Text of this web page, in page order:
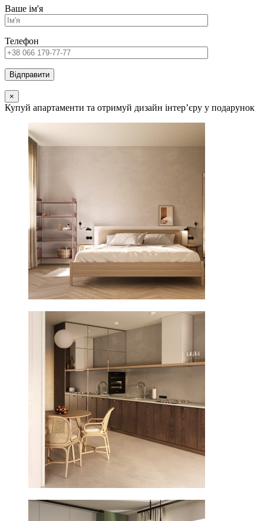
Ваше ім'я
Телефон
×
Купуй апартаменти та отримуй дизайн інтер’єру у подарунок